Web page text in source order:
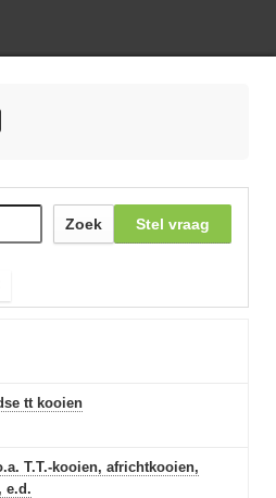
Stel vraag
Zoek
tt kooien
T.T.-kooien, africhtkooien,
e.d.